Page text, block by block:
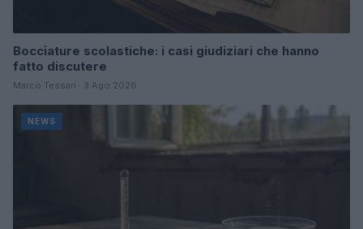
Bocciature scolastiche: i casi giudiziari che hanno
fatto discutere
Marco Tessari · 3 Ago 2026
NEWS